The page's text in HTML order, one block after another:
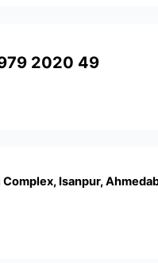
2020 49
Isanpur,